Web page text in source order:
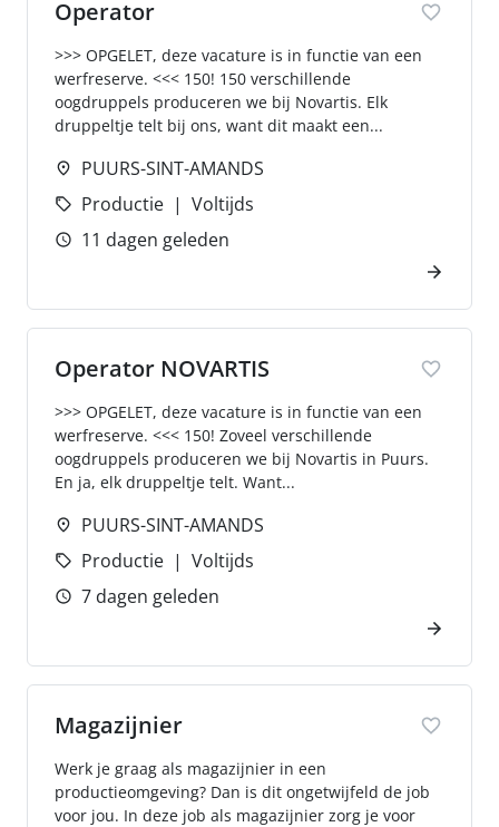
Operator
>>> OPGELET, deze vacature is in functie van een
werfreserve. <<< 150! 150 verschillende
oogdruppels produceren we bij Novartis. Elk
druppeltje telt bij ons, want dit maakt een...
PUURS-SINT-AMANDS
Productie
Voltijds
11 dagen geleden
Operator NOVARTIS
>>> OPGELET, deze vacature is in functie van een
werfreserve. <<< 150! Zoveel verschillende
oogdruppels produceren we bij Novartis in Puurs.
En ja, elk druppeltje telt. Want...
PUURS-SINT-AMANDS
Productie
Voltijds
7 dagen geleden
Magazijnier
Werk je graag als magazijnier in een
productieomgeving? Dan is dit ongetwijfeld de job
voor jou. In deze job als magazijnier zorg je voor